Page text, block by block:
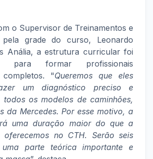
o Supervisor de Treinamentos e
pela grade do curso, Leonardo
Anália, a estrutura curricular foi
para formar profissionais
completos. "Queremos que eles
um diagnóstico preciso e
os modelos de caminhões,
da Mercedes. Por esse motivo, a
uma duração maior do que a
oferecemos no CTH. Serão seis
parte teórica importante e